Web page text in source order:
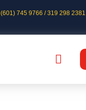
(601) 745 9766 / 319 298 2381